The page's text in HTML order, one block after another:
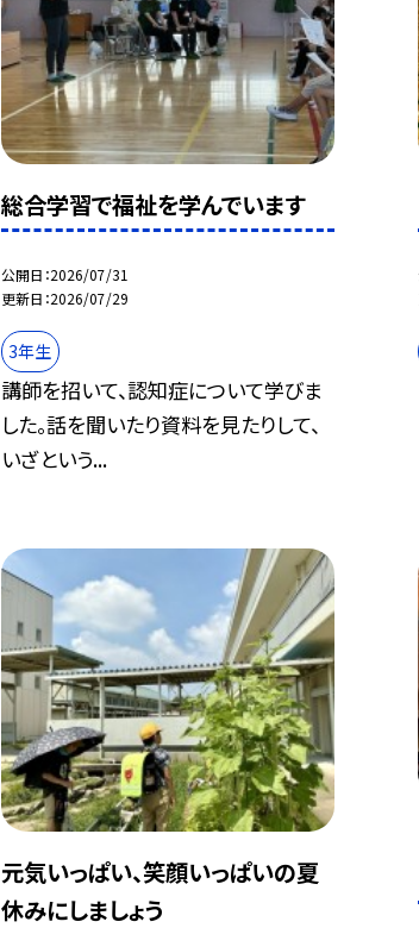
総合学習で福祉を学んでいます
公開日 2026/07/31
更新日 2026/07/29
3年生
講師を招いて、認知症について学びま
した。話を聞いたり資料を見たりして、
いざという...
元気いっぱい、笑顔いっぱいの夏
休みにしましょう